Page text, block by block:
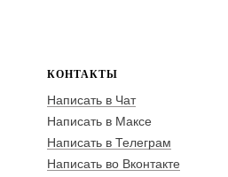
КОНТАКТЫ
Написать в Чат
Написать в Максе
Написать в Телеграм
Написать во Вконтакте